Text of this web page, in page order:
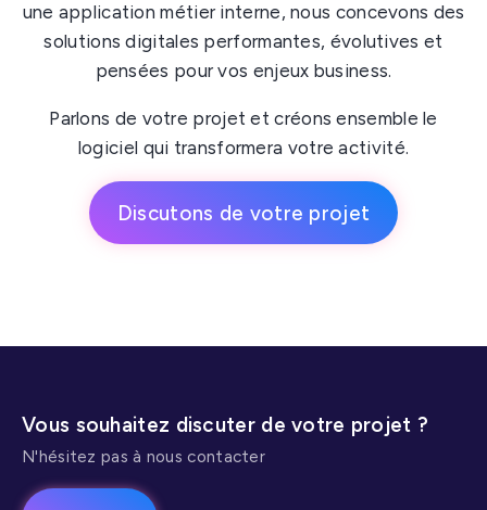
une application métier interne, nous concevons des
solutions digitales performantes, évolutives et
pensées pour vos enjeux business.
Parlons de votre projet et créons ensemble le
logiciel qui transformera votre activité.
Discutons de votre projet
Vous souhaitez discuter de votre projet ?
N'hésitez pas à nous contacter